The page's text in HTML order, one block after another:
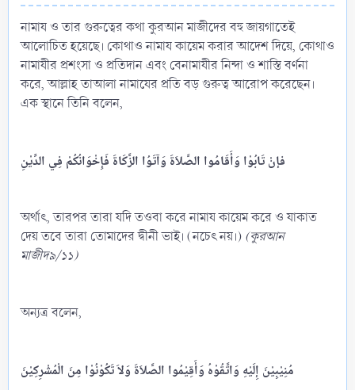
নামায ও তার গুরুত্বের কথা কুরআন মাজীদের বহু জায়গাতেই
আলোচিত হয়েছে। কোথাও নামায কায়েম করার আদেশ দিয়ে, কোথাও
নামাযীর প্রশংসা ও প্রতিদান এবং বেনামাযীর নিন্দা ও শাস্তি বর্ণনা
করে, আল্লাহ তাআলা নামাযের প্রতি বড় গুরুত্ব আরোপ করেছেন।
এক স্থানে তিনি বলেন,
فإنْ تَابُوْا وَأَقَامُوا الصَّلاَةَ وَآتَوُا الزَّكَاةَ فَإِخْوَانُكُمْ فِي الدِّيْنِ
অর্থাৎ, তারপর তারা যদি তওবা করে নামায কায়েম করে ও যাকাত
দেয় তবে তারা তোমাদের দ্বীনী ভাই। (নচেৎ নয়।) (কুরআন
মাজীদ৯/১১)
অন্যত্র বলেন,
مُنِيْبِيْنَ إِلَيْهِ وَاتَّقُوْهُ وَأَقِيْمُوا الصَّلاَةَ وَلاَتَكُوْنُوْا مِنَ الْمُشْرِكِيْنَ